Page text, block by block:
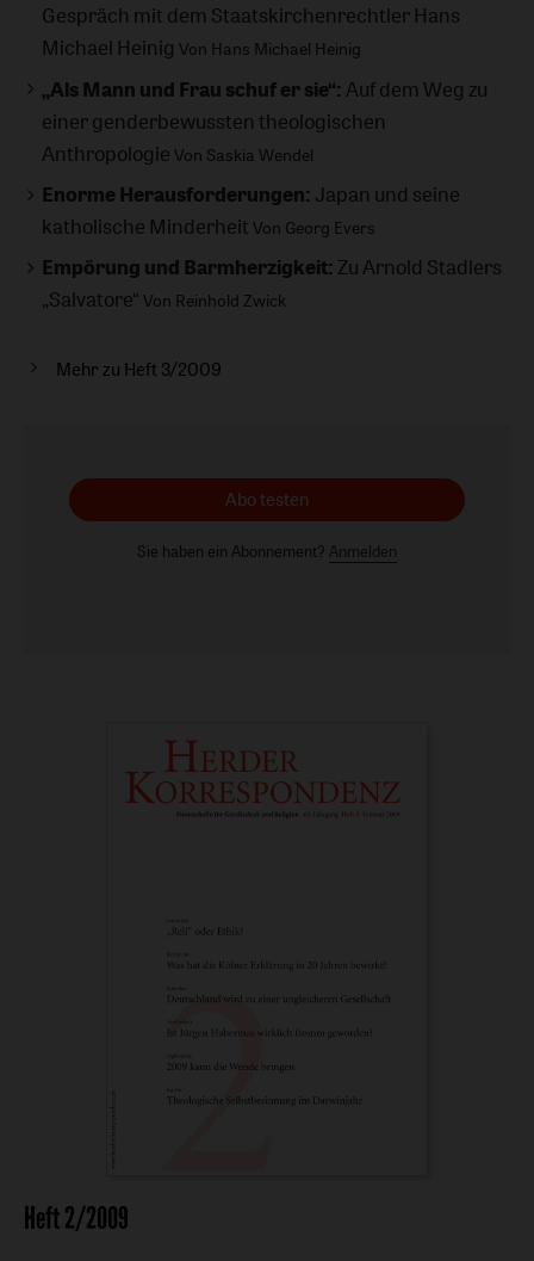
Gespräch mit dem Staatskirchenrechtler Hans
Michael Heinig Von Hans Michael Heinig
„Als Mann und Frau schuf er sie“: Auf dem Weg zu
einer genderbewussten theologischen
Anthropologie Von Saskia Wendel
Enorme Herausforderungen: Japan und seine
katholische Minderheit Von Georg Evers
Empörung und Barmherzigkeit: Zu Arnold Stadlers
„Salvatore“ Von Reinhold Zwick
Mehr zu Heft 3/2009
Abo testen
Sie haben ein Abonnement? Anmelden
Heft 2/2009